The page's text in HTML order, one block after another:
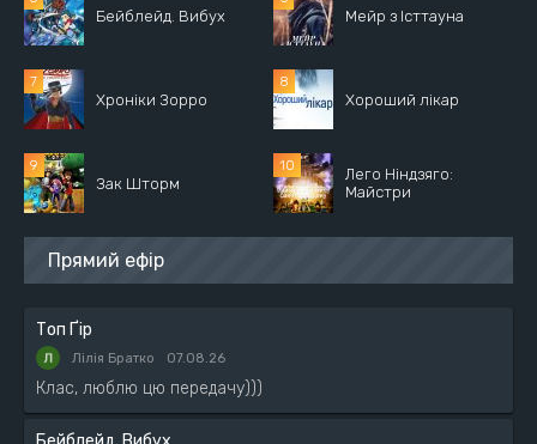
Бейблейд. Вибух Мейр з Істтауна
Хроніки Зорро Хороший лікар
Зак Шторм
Лего Ніндзяго:
Майстри
Прямий ефір
Топ Ґір
Лілія Братко 07.08.26
Клас, люблю цю передачу)))